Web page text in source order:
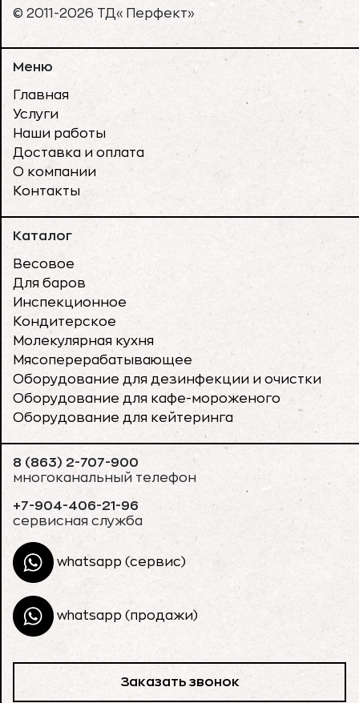
© 2011-2026 ТД«Перфект»
Меню
Главная
Услуги
Наши работы
Доставка и оплата
О компании
Контакты
Каталог
Весовое
Для баров
Инспекционное
Кондитерское
Молекулярная кухня
Мясоперерабатывающее
Оборудование для дезинфекции и очистки
Оборудование для кафе-мороженого
Оборудование для кейтеринга
8 (863) 2-707-900
многоканальный телефон
+7-904-406-21-96
сервисная служба
whatsapp (сервис)
whatsapp (продажи)
Заказать звонок